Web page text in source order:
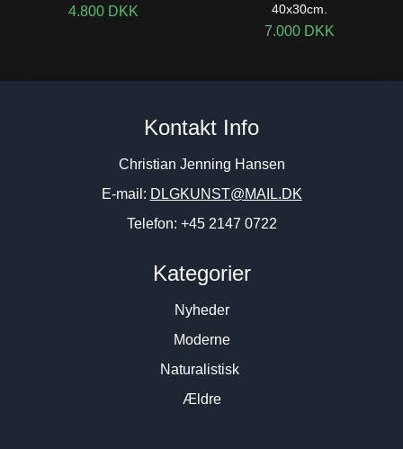
4.800 DKK
40x30cm.
7.000 DKK
Kontakt Info
Christian Jenning Hansen
E-mail: DLGKUNST@MAIL.DK
Telefon: +45 2147 0722
Kategorier
Nyheder
Moderne
Naturalistisk
Ældre